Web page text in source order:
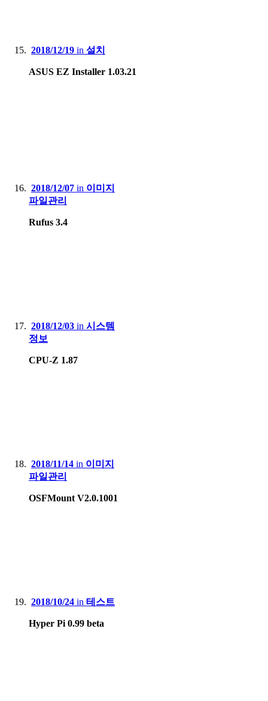
2018/12/19 in 설치
ASUS EZ Installer 1.03.21
2018/12/07 in 이미지
파일관리
Rufus 3.4
2018/12/03 in 시스템
정보
CPU-Z 1.87
2018/11/14 in 이미지
파일관리
OSFMount V2.0.1001
2018/10/24 in 테스트
Hyper Pi 0.99 beta